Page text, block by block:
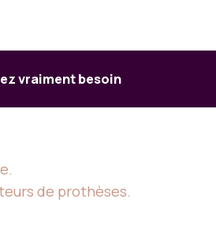
vraiment besoin
de prothèses.